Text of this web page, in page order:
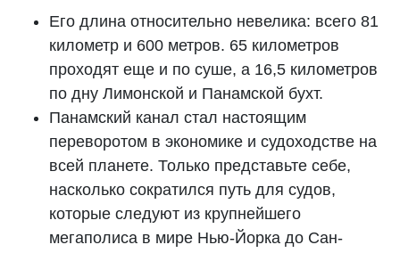
Его длина относительно невелика: всего 81
километр и 600 метров. 65 километров
проходят еще и по суше, а 16,5 километров
по дну Лимонской и Панамской бухт.
Панамский канал стал настоящим
переворотом в экономике и судоходстве на
всей планете. Только представьте себе,
насколько сократился путь для судов,
которые следуют из крупнейшего
мегаполиса в мире Нью-Йорка до Сан-